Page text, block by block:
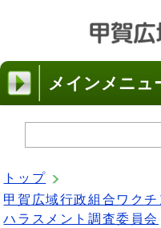
メインメニュ
トップ
甲賀広域行政組合ワク
ハラスメント調査委員会